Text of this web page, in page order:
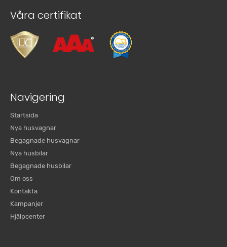
Våra certifikat
Navigering
Startsida
Nya husvagnar
Begagnade husvagnar
Nya husbilar
Begagnade husbilar
Om oss
Kontakta
Kampanjer
Hjälpcenter